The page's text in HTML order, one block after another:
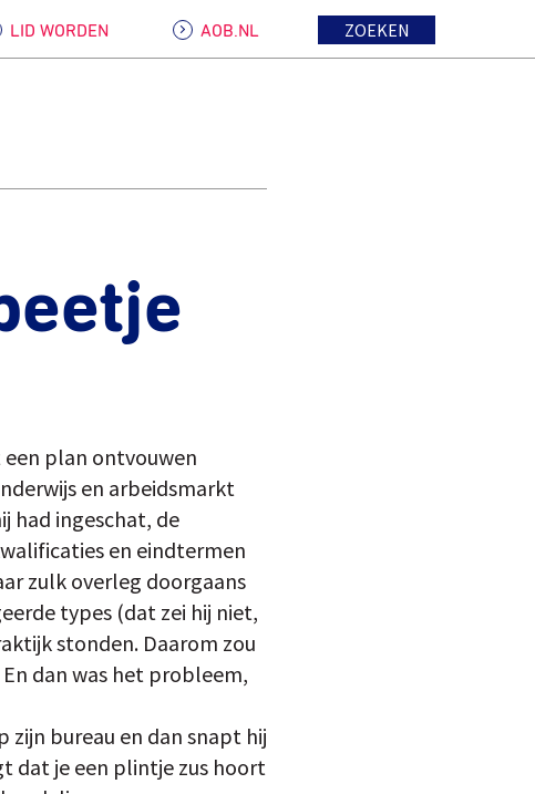
LID WORDEN AOB.NL ZOEKEN
een plan ontvouwen
en arbeidsmarkt
had ingeschat, de
en eindtermen
zulk overleg doorgaans
types (dat zei hij niet,
stonden. Daarom zou
dan was het probleem,
zijn bureau en dan snapt hij
dat je een plintje zus hoort